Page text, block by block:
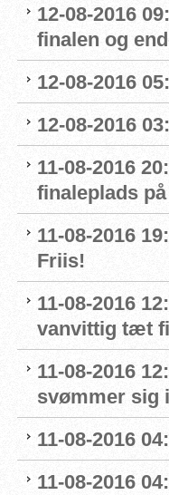
12-08-2016
finalen og
12-08-2016
12-08-2016
11-08-2016
finaleplads
11-08-2016
Friis!
11-08-2016
vanvittig tæt
11-08-2016
svømmer sig
11-08-2016
11-08-2016